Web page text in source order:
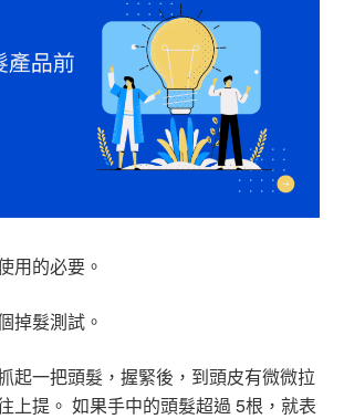
用的必要。
掉髮測試。
起一把頭髮，握緊後，到頭皮有微微拉
上提。 如果手中的頭髮超過 5根，就表